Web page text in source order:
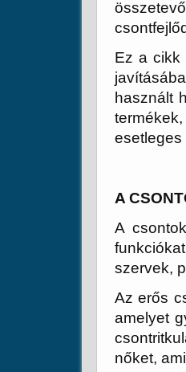
Ez a cikk
használt
esetleges
A
A
szervek,
Az erős
amelyet
nőket,